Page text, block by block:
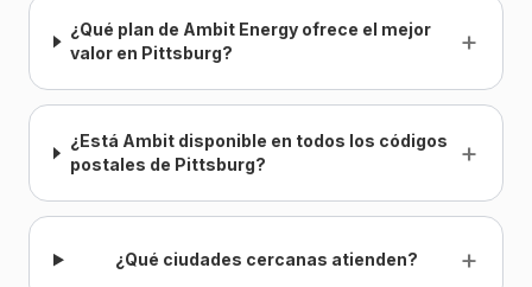
¿Qué plan de Ambit Energy ofrece el mejor
valor en Pittsburg?
+
¿Está Ambit disponible en todos los códigos
postales de Pittsburg?
+
¿Qué ciudades cercanas atienden? +